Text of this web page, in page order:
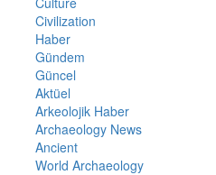
Civilization
Haber
Gündem
Güncel
Aktüel
Arkeolojik Haber
Archaeology News
Ancient
World Archaeology